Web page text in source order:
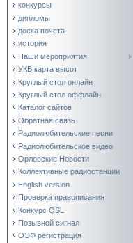
конкурсы
дипломы
доска почета
история
Наши мероприятия
УКВ карта высот
Круглый стол онлайн
Круглый стол оффлайн
Каталог сайтов
Обратная связь
Радиолюбительские песни
Радиолюбительское видео
Орловские Новости
Коллективные радиостанции
English version
Проверка правописания
Конкурс QSL
Позывной сигнал
ОЭФ регистрация